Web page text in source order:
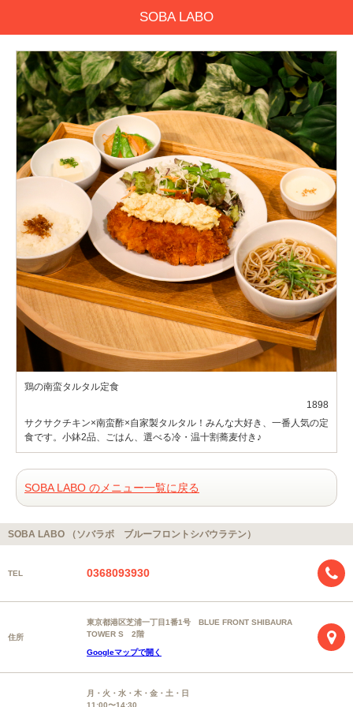
SOBA LABO
鶏の南蛮タルタル定食
1898
サクサクチキン×南蛮酢×自家製タルタル！みんな大好き、一番人気の定
食です。小鉢2品、ごはん、選べる冷・温十割蕎麦付き♪
SOBA LABO のメニュー一覧に戻る
SOBA LABO （ソバラボ ブルーフロントシバウラテン）
TEL 0368093930
住所
東京都港区芝浦一丁目1番1号 BLUE FRONT SHIBAURA
TOWER S 2階
Googleマップで開く
月・火・水・木・金・土・日
11:00〜14:30